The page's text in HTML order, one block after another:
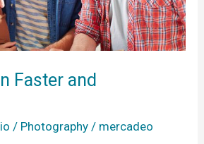
Faster and
/ Photography / mercadeo